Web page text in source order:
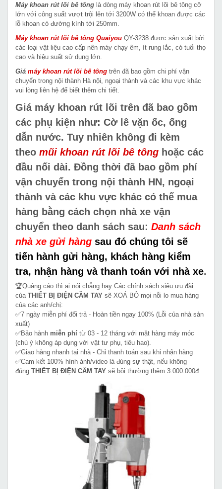
Máy khoan rút lõi bê tông là dòng máy khoan rút lõi bê tông cỡ
lớn với công suất vượt trội lên tới 3200W có thể khoan được các
lỗ khoan có đường kính tới 250mm.
Máy khoan rút lõi bê tông Quaiyou QY-3238 được sản xuất bởi
các loại vật liệu cao cấp nên máy chạy êm, ít rung lắc, có tuổi thọ
cao và hiệu suất sử dụng lớn.
Giá máy khoan rút lõi bê tông trên đã bao gồm chi phí vận
chuyển trong nội thành Hà nội, ngoại thành và các khu vực khác
vui lòng liên hệ để biết thêm chi tiết.
Giá máy khoan rút lõi trên đã bao gồm
các phụ kiện như: Cờ lê vặn ốc, ống
dẫn nước. Tuy nhiên không đi kèm
theo mũi khoan rút lõi bê tông hoặc các
đầu nối dài. Đồng thời đã bao gồm phí
vận chuyển trong nội thành HN, ngoại
thành và các khu vực khác có thể mua
hàng bằng cách chọn nhà xe vận
chuyển theo danh sách sau: Danh sách
nhà xe gửi hàng sau đó chúng tôi sẽ
tiến hành gửi hàng, khách hàng kiểm
tra, nhận hàng và thanh toán với nhà xe.
🏆Quảng cáo thì ai nói chẳng hay Các chính sách siêu ưu đãi
của THIẾT BỊ ĐIỆN CẦM TAY sẽ XOÁ BỎ mọi nỗi lo mua hàng
của các anh/chị:
✅7 ngày miễn phí đổi trả - Hoàn tiền ngay 100% (Lỗi của nhà sản
xuất)
✅Bảo hành miễn phí từ 03 - 12 tháng với mặt hàng máy móc
(chú ý không áp dụng với vật tư phụ, tiêu hao).
✅Giao hàng nhanh tại nhà - Chỉ thanh toán sau khi nhận hàng
✅Cam kết 100% hình ảnh/video là đúng sự thật, nếu không
đúng THIẾT BỊ ĐIỆN CẦM TAY sẽ bồi thường thêm 3.000.000đ